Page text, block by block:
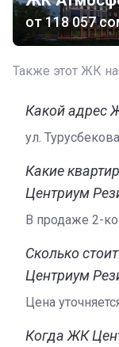
тремя и
несколько
планировок
134 м
и
условии полной
условиях.
Строительная
Комплекс
Организация
объектов
ее официального
от‍118 057
Также этот ЖК
Какой адрес
ул.
Какие
Центриум
В продаже 2-
Сколько
Центриум
Цена
Когда ЖК